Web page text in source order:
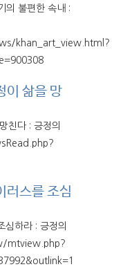
의 불편한 속내 :
khan_art_view.html?
이 삶을 망
친다 : 긍정의
러스를 조심
심하라 : 긍정의
mtview.php?